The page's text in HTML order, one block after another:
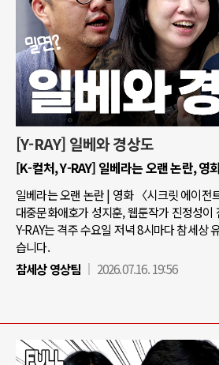
[Y-RAY] 일베와 경상도
[K-컬처, Y-RAY] 일베라는 오랜 논란, 영
일베라는 오랜 논란 | 영화 〈시크릿 에이전
대중문화애호가 성지훈, 웹툰작가 진정성이
Y-RAY는 격주 수요일 저녁 8시마다 참세상
습니다.
참세상 영상팀
2026.07.16. 19:56